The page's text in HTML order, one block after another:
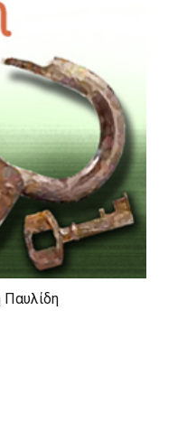
Παυλίδη